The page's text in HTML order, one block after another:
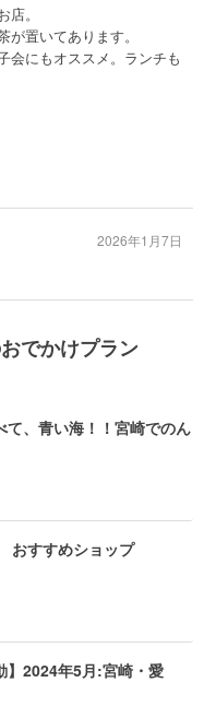
。
置いてあります。
会にもオススメ。ランチも
2026年1月7日
でかけプラン
、青い海！！宮崎でのん
おすすめショップ
】2024年5月:宮崎・愛